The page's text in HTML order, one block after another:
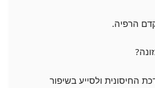
הרפיה.
החיסונית ולסייע בשיפור